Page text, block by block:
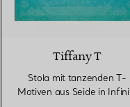
Tiffany T
Stola mit tanzenden T-
Motiven aus Seide in